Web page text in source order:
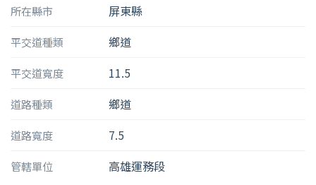
所在縣市 屏東縣
平交道種類 鄉道
平交道寬度 11.5
道路種類 鄉道
道路寬度 7.5
管轄單位 高雄運務段